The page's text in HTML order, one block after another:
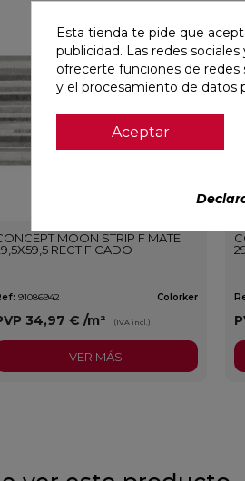
MOON STRIP F MATE
RECTIFICADO
91086942 Colorker
34,97 € /m² (IVA incl.)
VER MÁS
Esta tienda te pide que
publicidad. Las redes
ofrecerte funciones de redes
y el procesamiento de datos
Aceptar